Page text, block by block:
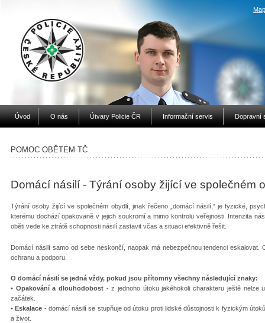
Úvod O nás Útvary Policie ČR Informační servis Dopravní
POMOC OBĚTEM TČ
Domácí násilí - Týrání osoby žijící ve společném
Týrání osoby žijící ve společném obydlí, jinak řečeno „domácí násilí,“ je fyzické,
kterému dochází opakovaně v jejich soukromí a mimo kontrolu veřejnosti. Intenzita
oběti vede ke ztrátě schopnosti násilí zastavit včas a situaci efektivně řešit.
Domácí násilí samo od sebe neskončí, naopak má nebezpečnou tendenci
ochranu a podporu.
O domácí násilí se jedná vždy, pokud jsou přítomny všechny následující znaky:
• Opakování a dlouhodobost - z jednoho útoku jakéhokoli charakteru ještě
začátek.
• Eskalace - domácí násilí se stupňuje od útoku proti lidské důstojnosti k fyzickým
a život.